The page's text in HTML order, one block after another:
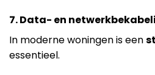
7. Data- en
In moderne woningen is een
essentieel.